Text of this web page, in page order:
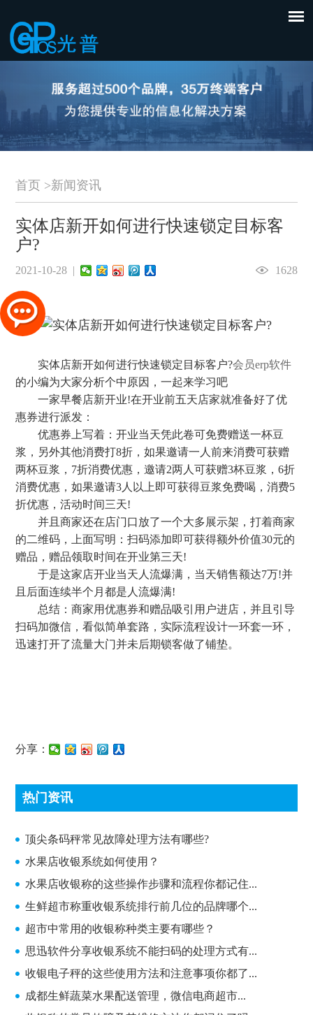
首页 >新闻资讯
实体店新开如何进行快速锁定目标客
户?
2021-10-28 | 1628
实体店新开如何进行快速锁定目标客户?会员erp软件
的小编为大家分析个中原因，一起来学习吧
一家早餐店新开业!在开业前五天店家就准备好了优
惠券进行派发：
优惠券上写着：开业当天凭此卷可免费赠送一杯豆
浆，另外其他消费打8折，如果邀请一人前来消费可获赠
两杯豆浆，7折消费优惠，邀请2两人可获赠3杯豆浆，6折
消费优惠，如果邀请3人以上即可获得豆浆免费喝，消费5
折优惠，活动时间三天!
并且商家还在店门口放了一个大多展示架，打着商家
的二维码，上面写明：扫码添加即可获得额外价值30元的
赠品，赠品领取时间在开业第三天!
于是这家店开业当天人流爆满，当天销售额达7万!并
且后面连续半个月都是人流爆满!
总结：商家用优惠券和赠品吸引用户进店，并且引导
扫码加微信，看似简单套路，实际流程设计一环套一环，
迅速打开了流量大门并未后期锁客做了铺垫。
分享：
热门资讯
顶尖条码秤常见故障处理方法有哪些?
顶尖条码秤常见故障处理方法有哪些?
水果店收银系统如何使用？
水果店收银称的这些操作步骤和流程你都记住...
生鲜超市称重收银系统排行前几位的品牌哪个...
超市中常用的收银称种类主要有哪些？
思迅软件分享收银系统不能扫码的处理方式有...
收银电子秤的这些使用方法和注意事项你都了...
成都生鲜蔬菜水果配送管理，微信电商超市...